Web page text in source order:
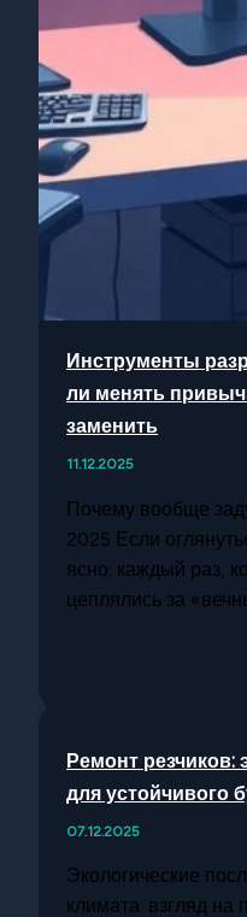
Инструменты
ли менять
заменить
11.12.2025
Почему вообще
2025 Если
ясно: каждый раз,
цеплялись за
Ремонт резчиков:
для устойчивого
07.12.2025
Экологические
климата: взгляд